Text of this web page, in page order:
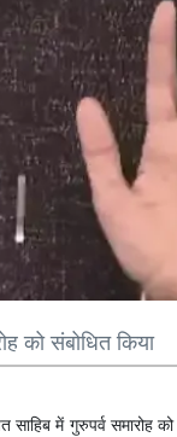
को संबोधित किया
साहिब में गुरुपर्व समारोह